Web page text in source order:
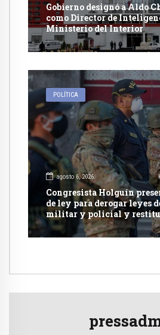
Gobierno designó a Aldo
como Director de
Ministerio del Interior
POLÍTICA
agosto 6, 2026
Congresista Holguín
de ley para derogar leyes
militar y policial y
competencia de justicia